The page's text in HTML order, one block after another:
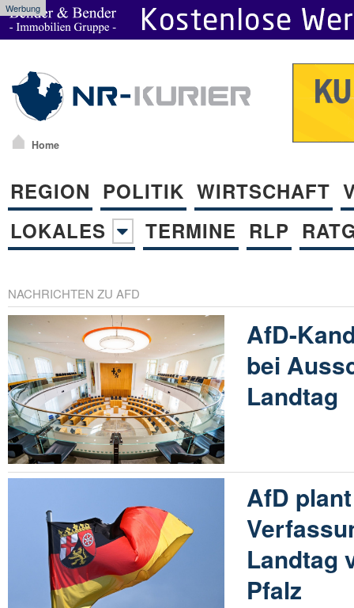
Werbung
Home
REGION POLITIK WIRTSCHAFT
LOKALES
TERMINE RLP
NACHRICHTEN ZU AFD
AfD-
bei
Landtag
AfD
Landtag
Pfalz